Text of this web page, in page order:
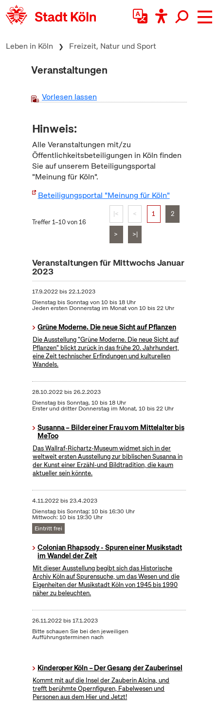
zum Inhalt springen
Leben in Köln Freizeit, Natur und Sport
Veranstaltungen
Vorlesen lassen
Hinweis:
Alle Veranstaltungen mit/zu
Öffentlichkeitsbeteiligungen in Köln finden
Sie auf unserem Beteiligungsportal
"Meinung für Köln".
Beteiligungsportal "Meinung für Köln"
Treffer 1–10 von 16
|< < 1 2
> >|
Veranstaltungen für Mittwochs Januar
2023
17.9.2022bis22.1.2023
Dienstag bis Sonntag von 10 bis 18 Uhr
Jeden ersten Donnerstag im Monat von 10 bis 22 Uhr
Grüne Moderne. Die neue Sicht auf Pflanzen
Die Ausstellung "Grüne Moderne. Die neue Sicht auf
Pflanzen" blickt zurück in das frühe 20. Jahrhundert,
eine Zeit technischer Erfindungen und kulturellen
Wandels.
28.10.2022bis26.2.2023
Dienstag bis Sonntag, 10 bis 18 Uhr
Erster und dritter Donnerstag im Monat, 10 bis 22 Uhr
Susanna – Bilder einer Frau vom Mittelalter bis
MeToo
Das Wallraf-Richartz-Museum widmet sich in der
weltweit ersten Ausstellung zur biblischen Susanna in
der Kunst einer Erzähl-und Bildtradition, die kaum
aktueller sein könnte.
4.11.2022bis23.4.2023
Dienstag bis Sonntag: 10 bis 16:30 Uhr
Mittwoch: 10 bis 19:30 Uhr
Eintritt frei
Colonian Rhapsody - Spuren einer Musikstadt
im Wandel der Zeit
Mit dieser Ausstellung begibt sich das Historische
Archiv Köln auf Spurensuche, um das Wesen und die
Eigenheiten der Musikstadt Köln von 1945 bis 1990
näher zu beleuchten.
26.11.2022bis17.1.2023
Bitte schauen Sie bei den jeweiligen
Aufführungsterminen nach
Kinderoper Köln – Der Gesang der Zauberinsel
Kommt mit auf die Insel der Zauberin Alcina, und
trefft berühmte Opernfiguren, Fabelwesen und
Personen aus dem Hier und Jetzt!